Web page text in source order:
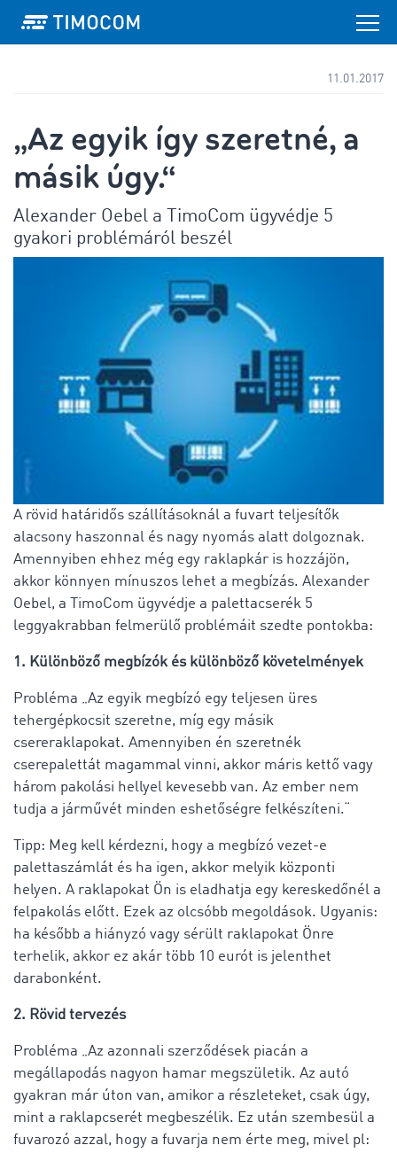
11.01.2017
„Az egyik így szeretné, a
másik úgy.“
Alexander Oebel a TimoCom ügyvédje 5
gyakori problémáról beszél
A rövid határidős szállításoknál a fuvart teljesítők
alacsony haszonnal és nagy nyomás alatt dolgoznak.
Amennyiben ehhez még egy raklapkár is hozzájön,
akkor könnyen mínuszos lehet a megbízás. Alexander
Oebel, a TimoCom ügyvédje a palettacserék 5
leggyakrabban felmerülő problémáit szedte pontokba:
1. Különböző megbízók és különböző követelmények
Probléma „Az egyik megbízó egy teljesen üres
tehergépkocsit szeretne, míg egy másik
csereraklapokat. Amennyiben én szeretnék
cserepalettát magammal vinni, akkor máris kettő vagy
három pakolási hellyel kevesebb van. Az ember nem
tudja a járművét minden eshetőségre felkészíteni.“
Tipp: Meg kell kérdezni, hogy a megbízó vezet-e
palettaszámlát és ha igen, akkor melyik központi
helyen. A raklapokat Ön is eladhatja egy kereskedőnél a
felpakolás előtt. Ezek az olcsóbb megoldások. Ugyanis:
ha később a hiányzó vagy sérült raklapokat Önre
terhelik, akkor ez akár több 10 eurót is jelenthet
darabonként.
2. Rövid tervezés
Probléma „Az azonnali szerződések piacán a
megállapodás nagyon hamar megszületik. Az autó
gyakran már úton van, amikor a részleteket, csak úgy,
mint a raklapcserét megbeszélik. Ez után szembesül a
fuvarozó azzal, hogy a fuvarja nem érte meg, mivel pl: